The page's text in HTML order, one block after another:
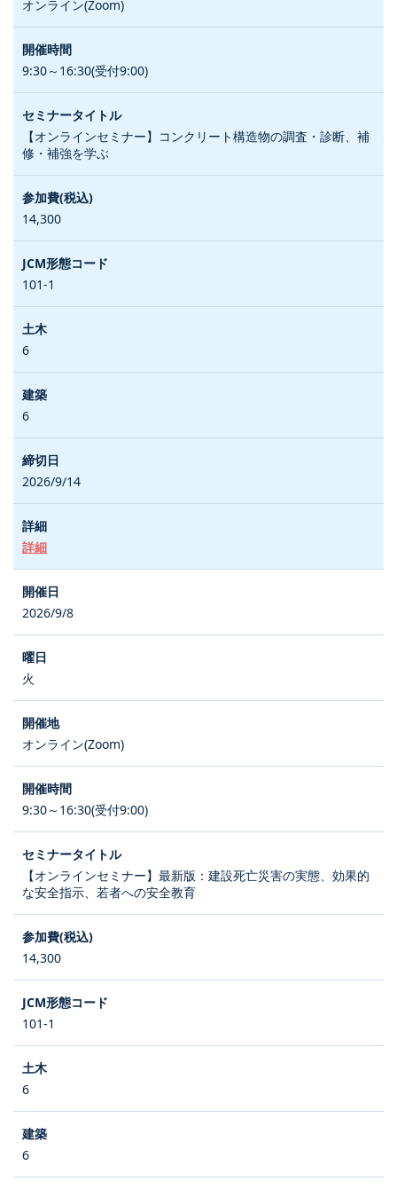
オンライン(Zoom)
9:30～16:30(受付9:00)
【オンラインセミナー】コンクリート構造物の調査・診断、補
修・補強を学ぶ
14,300
101-1
6
6
2026/9/14
詳細
2026/9/8
火
オンライン(Zoom)
9:30～16:30(受付9:00)
【オンラインセミナー】最新版：建設死亡災害の実態、効果的
な安全指示、若者への安全教育
14,300
101-1
6
6